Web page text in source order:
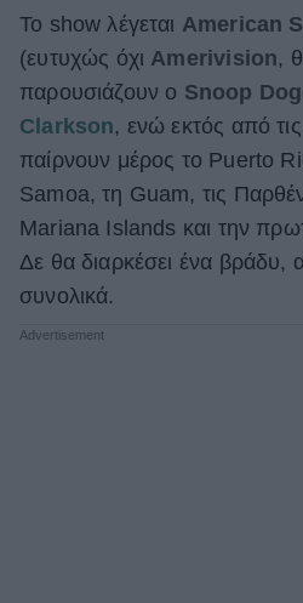
Women's Forum
Hautes Grecians
Γάμος
Market News
Το show λέγεται American
(ευτυχώς όχι Amerivision,
παρουσιάζουν ο Snoop
Clarkson, ενώ εκτός από τις
παίρνουν μέρος το Puerto
Samoa, τη Guam, τις
Mariana Islands και την
Δε θα διαρκέσει ένα βράδυ,
συνολικά.